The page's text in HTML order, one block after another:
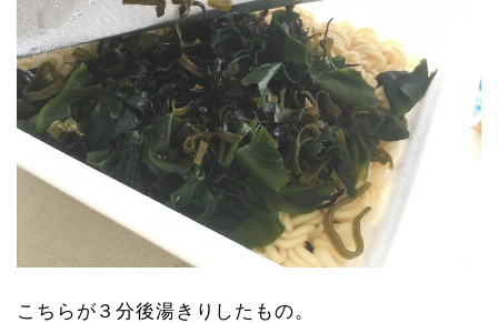
こちらが３分後湯きりしたもの。